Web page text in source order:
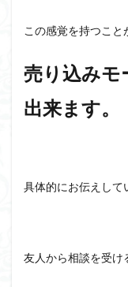
この感覚を持つこと
売り込みモ
出来ます。
具体的にお伝えして
友人から相談を受け